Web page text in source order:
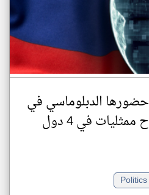
الدبلوماسي في
إفريقيا بافتتاح ممثليات في 4 دول
Politics